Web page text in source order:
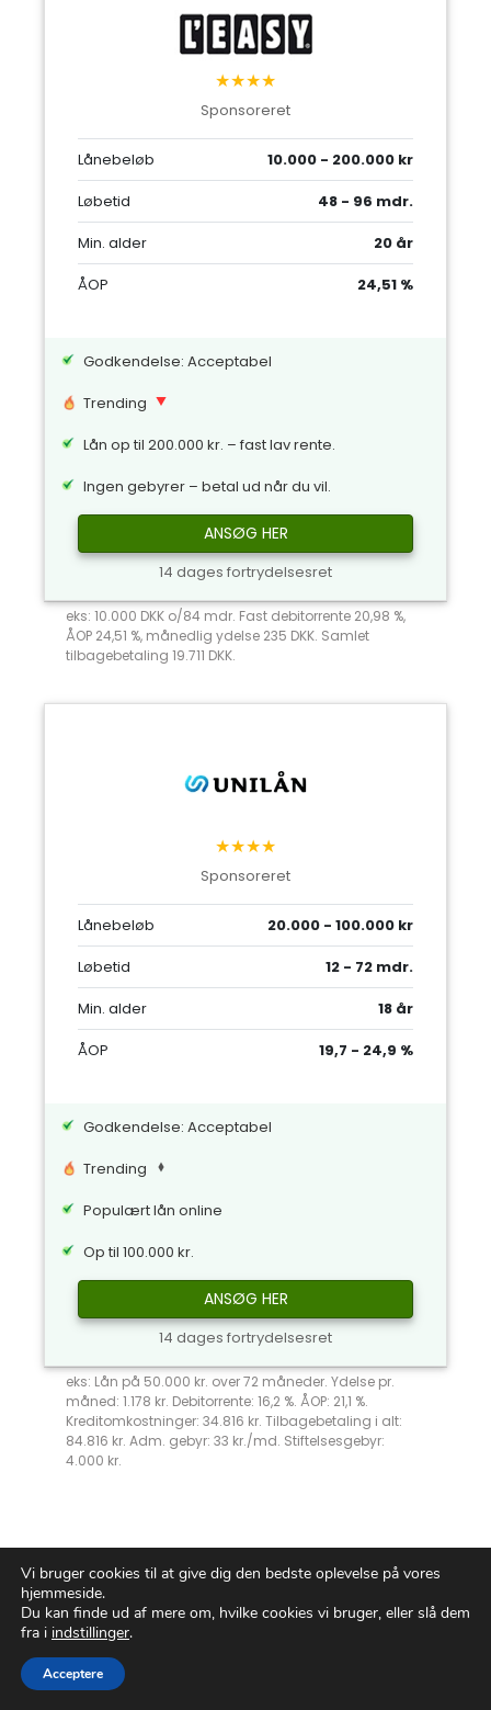
★★★★
Sponsoreret
Lånebeløb
10.000 - 200.000 kr
Løbetid
48 - 96 mdr.
Min. alder
20 år
ÅOP
24,51 %
Godkendelse: Acceptabel
Trending
Lån op til 200.000 kr. – fast lav rente.
Ingen gebyrer – betal ud når du vil.
ANSØG HER
14 dages fortrydelsesret
eks: 10.000 DKK o/84 mdr. Fast debitorrente 20,98 %,
ÅOP 24,51 %, månedlig ydelse 235 DKK. Samlet
tilbagebetaling 19.711 DKK.
★★★★
Sponsoreret
Lånebeløb
20.000 - 100.000 kr
Løbetid
12 - 72 mdr.
Min. alder
18 år
ÅOP
19,7 - 24,9 %
Godkendelse: Acceptabel
Trending
Populært lån online
Op til 100.000 kr.
ANSØG HER
14 dages fortrydelsesret
eks: Lån på 50.000 kr. over 72 måneder. Ydelse pr.
måned: 1.178 kr. Debitorrente: 16,2 %. ÅOP: 21,1 %.
Kreditomkostninger: 34.816 kr. Tilbagebetaling i alt:
84.816 kr. Adm. gebyr: 33 kr./md. Stiftelsesgebyr:
4.000 kr.
Oplev Friheden: Lån Uden
Samtykke til Skat
I en verden, hvor finansiel fleksibilitet er
Vi bruger cookies til at give dig den bedste oplevelse på vores
hjemmeside.
Du kan finde ud af mere om, hvilke cookies vi bruger, eller slå dem
fra i indstillinger.
Acceptere